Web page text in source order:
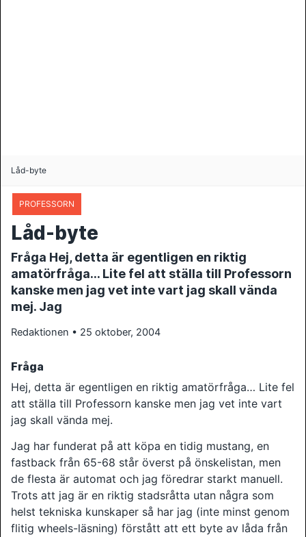
Låd-byte
PROFESSORN
Låd-byte
Fråga Hej, detta är egentligen en riktig
amatörfråga… Lite fel att ställa till Professorn
kanske men jag vet inte vart jag skall vända
mej. Jag
Redaktionen • 25 oktober, 2004
Fråga
Hej, detta är egentligen en riktig amatörfråga… Lite fel
att ställa till Professorn kanske men jag vet inte vart
jag skall vända mej.
Jag har funderat på att köpa en tidig mustang, en
fastback från 65-68 står överst på önskelistan, men
de flesta är automat och jag föredrar starkt manuell.
Trots att jag är en riktig stadsråtta utan några som
helst tekniska kunskaper så har jag (inte minst genom
flitig wheels-läsning) förstått att ett byte av låda från